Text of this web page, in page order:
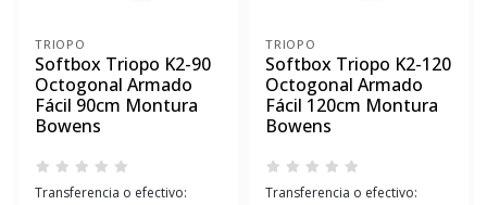
TRIOPO
Softbox Triopo K2-90
Octogonal Armado
Fácil 90cm Montura
Bowens
Transferencia o efectivo:
TRIOPO
Softbox Triopo K2-120
Octogonal Armado
Fácil 120cm Montura
Bowens
Transferencia o efectivo: